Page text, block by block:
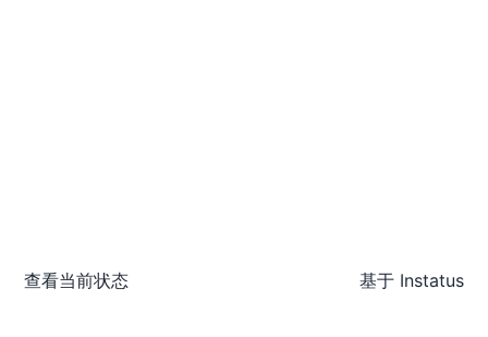
查看当前状态 基于 Instatus